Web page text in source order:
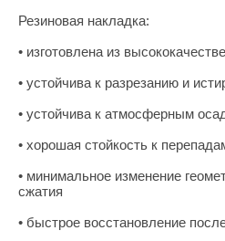
Резиновая накладка:
• изготовлена из
• устойчива к разрезанию и
• устойчива к атмосферным
• хорошая стойкость к
• минимальное изменение
сжатия
• быстрое восстановление